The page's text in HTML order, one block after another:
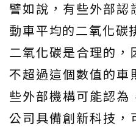
譬如說，有些外部認
動車平均的二氧化碳
二氧化碳是合理的，
不超過這個數值的車
些外部機構可能認為
公司具備創新科技，